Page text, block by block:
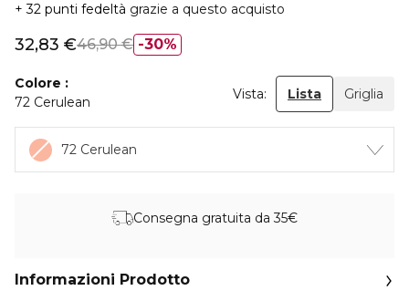
32 punti fedeltà grazie a questo acquisto
30%
32,83 €46,90 €
Colore
72 Cerulean
Vista: Lista Griglia
72 Cerulean
Consegna gratuita da 35€
Informazioni Prodotto